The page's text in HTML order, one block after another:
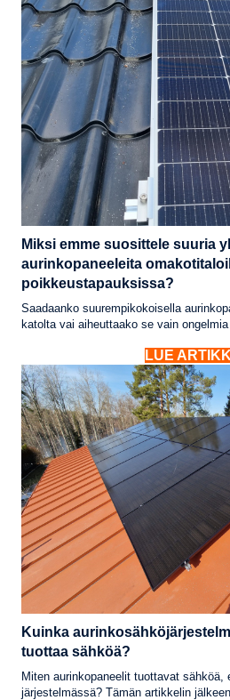
Miksi emme suosittele suuria
aurinkopaneeleita
poikkeustapauksissa?
Saadaanko suurempikokoisella
katolta vai aiheuttaako se vain
LUE
Kuinka
tuottaa sähköä?
Miten aurinkopaneelit tuottavat sähköä,
järjestelmässä? Tämän artikkelin